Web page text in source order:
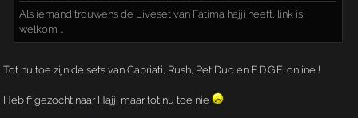
Als iemand trouwens de Liveset van Fatima hajji heeft, link is
welkom ..
Tot nu toe zijn de sets van Capriati, Rush, Pet Duo en E.D.G.E. online !
Heb ff gezocht naar Hajji maar tot nu toe nie